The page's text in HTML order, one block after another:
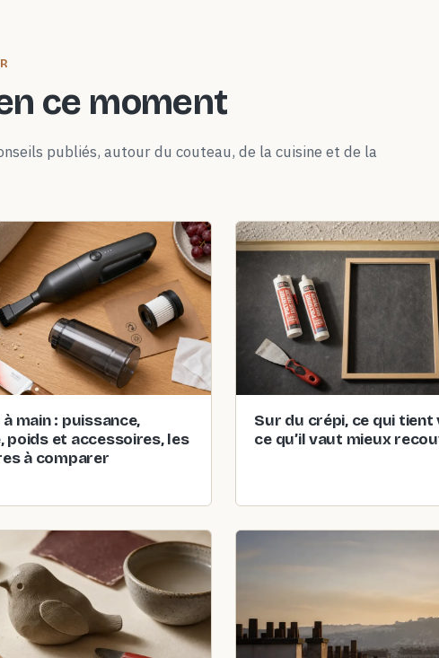
ce moment
publiés, autour du couteau, de la cuisine et de la
main : puissance,
poids et accessoires, les
à comparer
Sur du crépi, ce qui
ce qu’il vaut mieux